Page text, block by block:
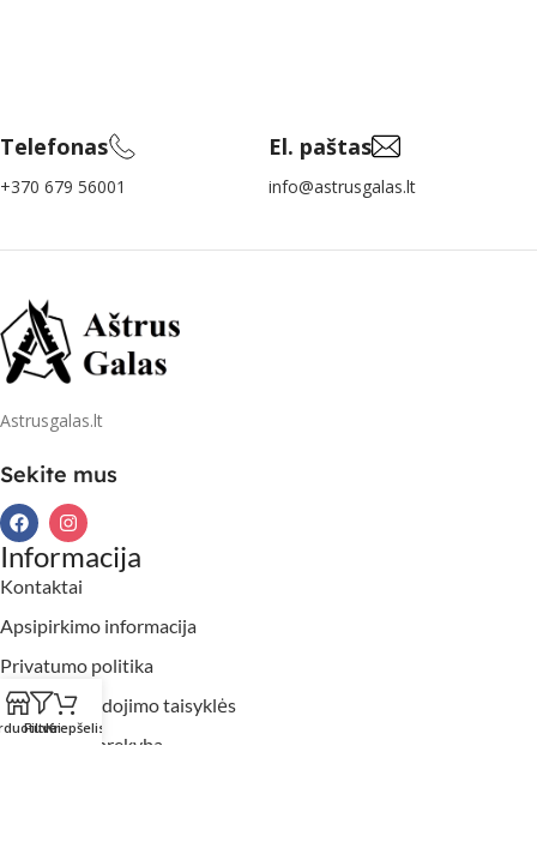
Telefonas
+370 679 56001
El. paštas
info@astrusgalas.lt
Astrusgalas.lt
Sekite mus
Informacija
Kontaktai
Apsipirkimo informacija
Privatumo politika
Slapukų naudojimo taisyklės
Didmeninė prekyba
FiltraiKrepšelis